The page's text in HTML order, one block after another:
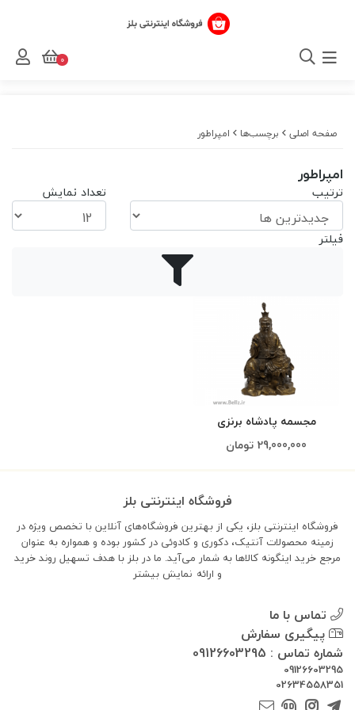
صفحه اصلی برچسب‌ها امپراطور
امپراطور
ترتیب تعداد نمایش
فیلتر
مجسمه پادشاه برنزی
29,000,000 تومان
فروشگاه اینترنتی بلز
فروشگاه اینترنتی بلز، یکی از بهترین فروشگاه‌های آنلاین با تخصص ویژه در
زمینه محصولات آنتیک، دکوری و کادوئی در کشور بوده و همواره به عنوان
مرجع خرید اینگونه کالاها به شمار می‌آید. ما در بلز با هدف تسهیل روند خرید
و ارائه نمایش بیشتر
تماس با ما
پیگیری سفارش
شماره تماس : 09126603295
09126603295
02634558351
0